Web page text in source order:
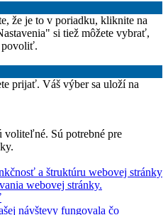
že je to v poriadku, kliknite na
si tiež môžete vybrať,
povoliť.
prijať. Váš výber sa uloží na
voliteľné. Sú potrebné pre
a štruktúru webovej stránky
webovej stránky.
návštevy fungovala čo